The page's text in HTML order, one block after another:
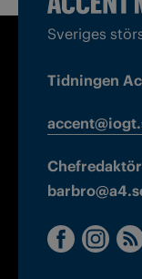
Sveriges
Tidningen